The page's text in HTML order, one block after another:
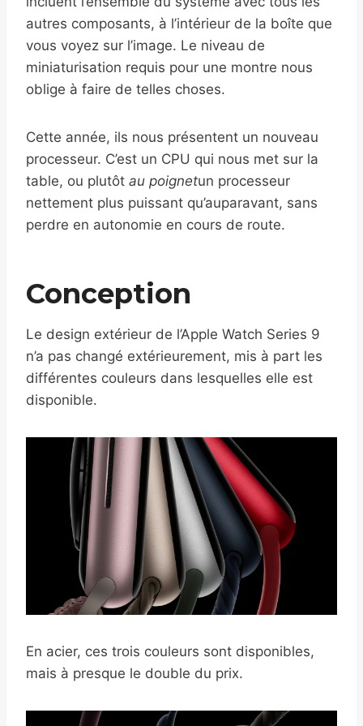
autres composants, à l’intérieur de la boîte que
vous voyez sur l’image. Le niveau de
miniaturisation requis pour une montre nous
oblige à faire de telles choses.
Cette année, ils nous présentent un nouveau
processeur. C’est un CPU qui nous met sur la
table, ou plutôt au poignetun processeur
nettement plus puissant qu’auparavant, sans
perdre en autonomie en cours de route.
Conception
Le design extérieur de l’Apple Watch Series 9
n’a pas changé extérieurement, mis à part les
différentes couleurs dans lesquelles elle est
disponible.
En acier, ces trois couleurs sont disponibles,
mais à presque le double du prix.